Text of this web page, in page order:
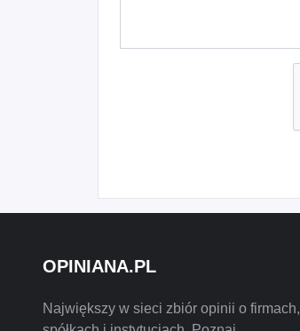
OPINIANA.PL
Największy w sieci zbiór opinii o firmach,